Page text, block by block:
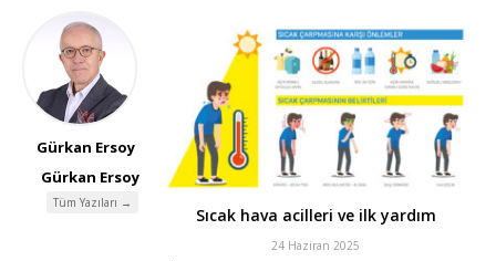
Gürkan Ersoy
Gürkan Ersoy
Tüm Yazıları →
Sıcak hava acilleri ve ilk yardım
24 Haziran 2025